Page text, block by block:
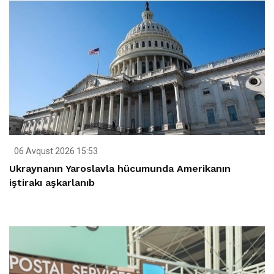
06 Avqust 2026 15:53
Ukraynanın Yaroslavla hücumunda Amerikanın
iştirakı aşkarlanıb